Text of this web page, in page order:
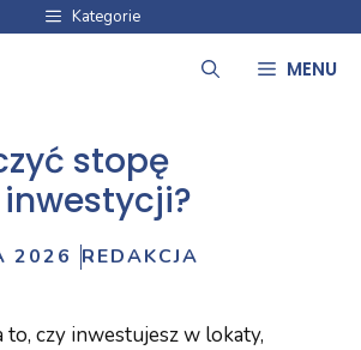
Kategorie
MENU
stopę
2026 REDAKCJA
to, czy inwestujesz w lokaty,